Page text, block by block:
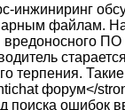
инжиниринг
файлам.
терпения.
форум</
поиска ошибок